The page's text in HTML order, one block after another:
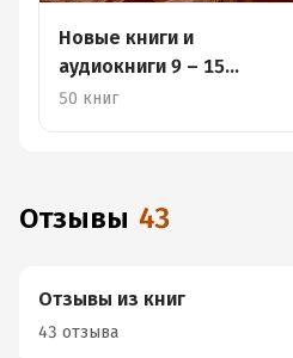
Новые книги и
аудиокниги 9 – 15
декабря
50 книг
Отзывы 43
Отзывы из книг
43 отзыва